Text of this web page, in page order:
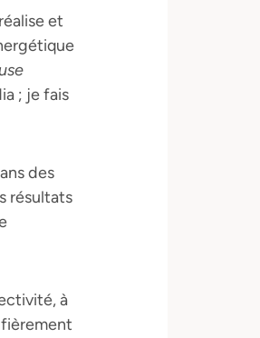
et
; je fais
des
résultats
à